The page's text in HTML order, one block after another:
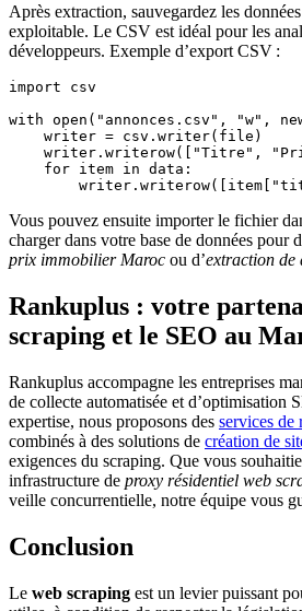
Après extraction, sauvegardez les
exploitable. Le CSV est idéal pour les
développeurs. Exemple d’export CSV :
import csv
with open("annonces.csv", "w",
    writer = csv.writer(file)
writer.writerow(["Titre",
    for item in data:
Vous pouvez ensuite importer le fichier
charger dans votre base de données pour
prix immobilier Maroc ou d’extraction de
Rankuplus : votre
scraping et le SEO au
Rankuplus accompagne les entreprises
de collecte automatisée et d’optimisation
expertise, nous proposons des services de
combinés à des solutions de création de
exigences du scraping. Que vous
infrastructure de proxy résidentiel web
veille concurrentielle, notre équipe vous
Conclusion
Le web scraping est un levier puissant